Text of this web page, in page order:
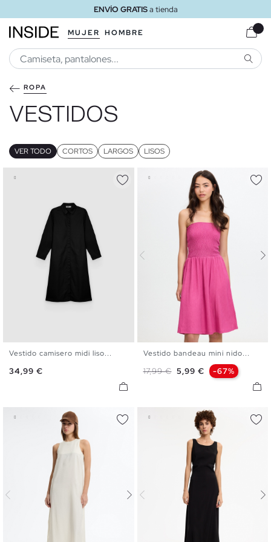
ENVÍO GRATISa tienda
MUJER HOMBRE
ROPA
VESTIDOS
VER TODO CORTOS LARGOS LISOS
Vestido camisero midi liso...
Precio
34,99 €
Vestido bandeau mini nido...
Precio base
17,99 € Precio
5,99 € -67%